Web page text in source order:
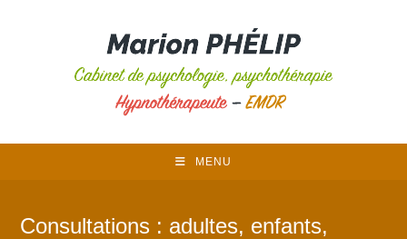
MENU
Consultations : adultes, enfants,